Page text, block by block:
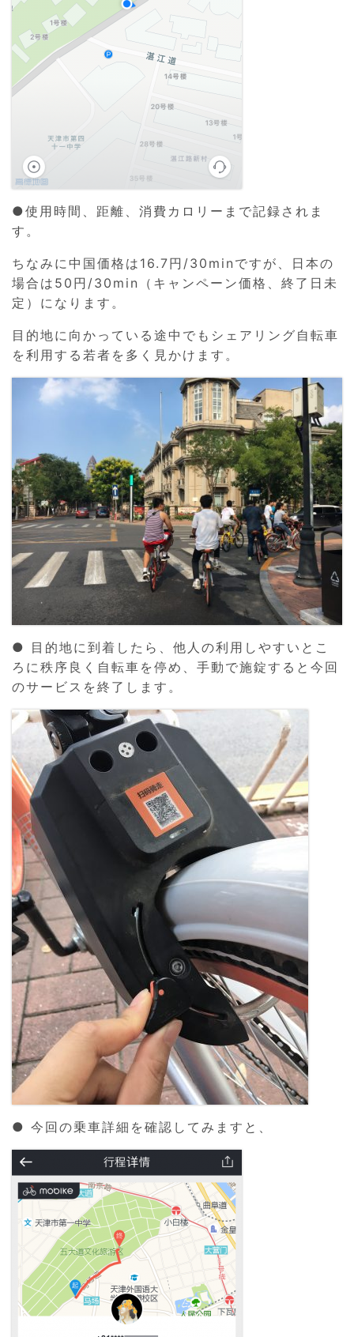
●使用時間、距離、消費カロリーまで記録されま
す。
ちなみに中国価格は16.7円/30minですが、日本の
場合は50円/30min（キャンペーン価格、終了日未
定）になります。
目的地に向かっている途中でもシェアリング自転車
を利用する若者を多く見かけます。
● 目的地に到着したら、他人の利用しやすいとこ
ろに秩序良く自転車を停め、手動で施錠すると今回
のサービスを終了します。
● 今回の乗車詳細を確認してみますと、